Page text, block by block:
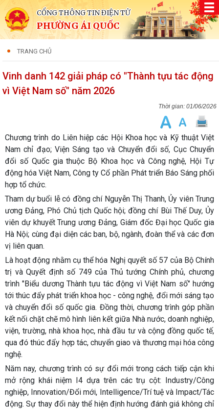
CỔNG THÔNG TIN ĐIỆN TỬ
PHƯỜNG ÁI QUỐC
TRANG CHỦ
Vinh danh 142 giải pháp có "Thành tựu tác động
vì Việt Nam số" năm 2026
01/06/2026
Chương trình do Liên hiệp các Hội Khoa học và Kỹ thuật Việt
Nam chỉ đạo; Viện Sáng tạo và Chuyển đổi số, Cục Chuyển
đổi số Quốc gia thuộc Bộ Khoa học và Công nghệ, Hội Tự
động hóa Việt Nam, Công ty Cổ phần Phát triển Báo Sáng phối
hợp tổ chức.
Tham dự buổi lễ có đồng chí Nguyễn Thị Thanh, Ủy viên Trung
ương Đảng, Phó Chủ tịch Quốc hội; đồng chí Bùi Thế Duy, Ủy
viên dự khuyết Trung ương Đảng, Giám đốc Đại học Quốc gia
Hà Nội; cùng đại diện các ban, bộ, ngành, đoàn thể và các đơn
vị liên quan.
Là hoạt động nhằm cụ thể hóa Nghị quyết số 57 của Bộ Chính
trị và Quyết định số 749 của Thủ tướng Chính phủ, chương
trình "Biểu dương Thành tựu tác động vì Việt Nam số" hướng
tới thúc đẩy phát triển khoa học - công nghệ, đổi mới sáng tạo
và chuyển đổi số quốc gia. Đồng thời, chương trình góp phần
kết nối chặt chẽ mô hình liên kết giữa Nhà nước, doanh nghiệp,
viện, trường, nhà khoa học, nhà đầu tư và cộng đồng quốc tế,
qua đó thúc đẩy hợp tác, chuyển giao và thương mại hóa công
nghệ.
Năm nay, chương trình có sự đổi mới trong cách tiếp cận khi
mở rộng khái niệm I4 dựa trên các trụ cột: Industry/Công
nghiệp, Innovation/Đổi mới, Intelligence/Trí tuệ và Impact/Tác
động. Sự thay đổi này thể hiện định hướng đánh giá không chỉ